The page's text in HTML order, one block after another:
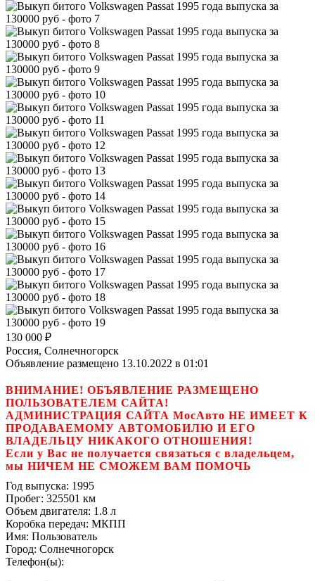
130 000 ₽
Россия, Солнечногорск
Объявление размещено 13.10.2022 в 01:01
ВНИМАНИЕ! ОБЪЯВЛЕНИЕ РАЗМЕЩЕНО
ПОЛЬЗОВАТЕЛЕМ САЙТА!
АДМИНИСТРАЦИЯ САЙТА МосАвто НЕ ИМЕЕТ К
ПРОДАВАЕМОМУ АВТОМОБИЛЮ И ЕГО
ВЛАДЕЛЬЦУ НИКАКОГО ОТНОШЕНИЯ!
Если у Вас не получается связаться с владельцем,
мы НИЧЕМ НЕ СМОЖЕМ ВАМ ПОМОЧЬ
Год выпуска: 1995
Пробег: 325501 км
Объем двигателя: 1.8 л
Коробка передач: МКПП
Имя: Пользователь
Город: Солнечногорск
Телефон(ы):